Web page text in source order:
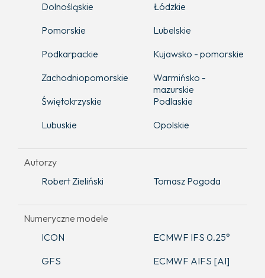
Dolnośląskie
Łódzkie
Pomorskie
Lubelskie
Podkarpackie
Kujawsko - pomorskie
Zachodniopomorskie
Warmińsko -
mazurskie
Świętokrzyskie
Podlaskie
Lubuskie
Opolskie
Autorzy
Robert Zieliński
Tomasz Pogoda
Numeryczne modele
ICON
ECMWF IFS 0.25°
GFS
ECMWF AIFS [AI]